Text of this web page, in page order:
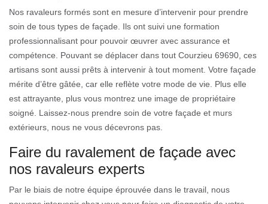
Nos ravaleurs formés sont en mesure d’intervenir pour prendre
soin de tous types de façade. Ils ont suivi une formation
professionnalisant pour pouvoir œuvrer avec assurance et
compétence. Pouvant se déplacer dans tout Courzieu 69690, ces
artisans sont aussi prêts à intervenir à tout moment. Votre façade
mérite d’être gâtée, car elle reflète votre mode de vie. Plus elle
est attrayante, plus vous montrez une image de propriétaire
soigné. Laissez-nous prendre soin de votre façade et murs
extérieurs, nous ne vous décevrons pas.
Faire du ravalement de façade avec
nos ravaleurs experts
Par le biais de notre équipe éprouvée dans le travail, nous